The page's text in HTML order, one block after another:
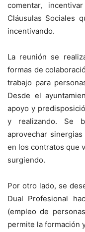
comentar,
Cláusulas Sociales
incentivando.
La reunión se
formas de
trabajo para
Desde el
apoyo y
y realizando. Se
aprovechar
en los contratos que
surgiendo.
Por otro lado, se
Dual Profesional
(empleo de
permite la formación